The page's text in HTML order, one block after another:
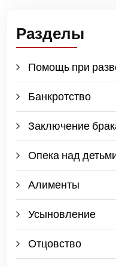
Разделы
Помощь при
Банкротство
Заключение
Опека над
Алименты
Усыновление
Отцовство